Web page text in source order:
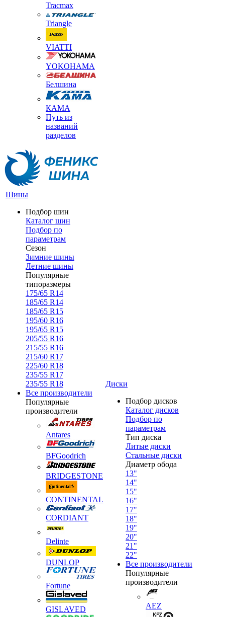
Tracmax
Triangle
VIATTI
YOKOHAMA
Белшина
КАМА
Путь из
названий
разделов
Шины
Подбор шин
Каталог шин
Подбор по
параметрам
Сезон
Зимние шины
Летние шины
Популярные
типоразмеры
175/65 R14
185/65 R14
185/65 R15
195/60 R16
195/65 R15
205/55 R16
215/55 R16
215/60 R17
225/60 R18
235/55 R17
235/55 R18
Все производители
Популярные
производители
Antares
BFGoodrich
BRIDGESTONE
CONTINENTAL
CORDIANT
Delinte
DUNLOP
Fortune
GISLAVED
Диски
Подбор дисков
Каталог дисков
Подбор по
параметрам
Тип диска
Литые диски
Стальные диски
Диаметр обода
13"
14"
15"
16"
17"
18"
19"
20"
21"
22"
Все производители
Популярные
производители
AEZ